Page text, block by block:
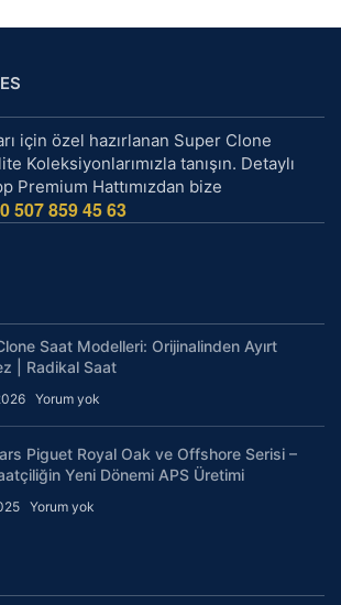
için özel hazırlanan Super Clone
Koleksiyonlarımızla tanışın. Detaylı
Premium Hattımızdan bize
507 859 45 63
Saat Modelleri: Orijinalinden Ayırt
| Radikal Saat
Yorum yok
Piguet Royal Oak ve Offshore Serisi –
Yeni Dönemi APS Üretimi
Yorum yok